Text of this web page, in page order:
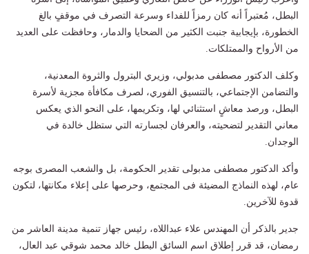
البطل، مُعتبراً أنه كان رمزاً للفداء وسرعة التصرف في موقفٍ بالغ
الخطورة، بإيجابية جنبت الكثير من الضحايا والدمار، وحافظت على العديد
من الأرواح والممتلكات.
وكلف الدكتور مصطفى مدبولي، وزيري البترول والثروة المعدنية،
والتضامن الإجتماعي، بالتنسيق الفوري، لصرف مكافأة مجزية لأسرة
البطل، ورصد معاشٍ استثنائي لها، وتكريمها، على النحو الذي يعكس
معاني التقدير لتضحيته، والعرفان لجسارته التي ستظل خالدة في
الوجدان.
وأكد الدكتور مصطفى مدبولى تقدير الحكومة، بل والشعب المصرى بوجه
عام، لهذه النماذج المضيئة فى المجتمع، وحرصها على إعلاء مكانتها، لتكون
قدوة للآخرين.
جدير بالذكر أن المهندس علاء عبداللاه، رئيس جهاز تنمية مدينة العاشر من
رمضان، قد قرر إطلاق اسم السائق البطل خالد محمد شوقي عبد العال،